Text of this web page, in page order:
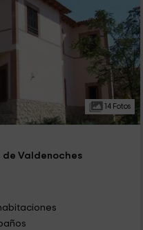
14 Fotos
de Valdenoches